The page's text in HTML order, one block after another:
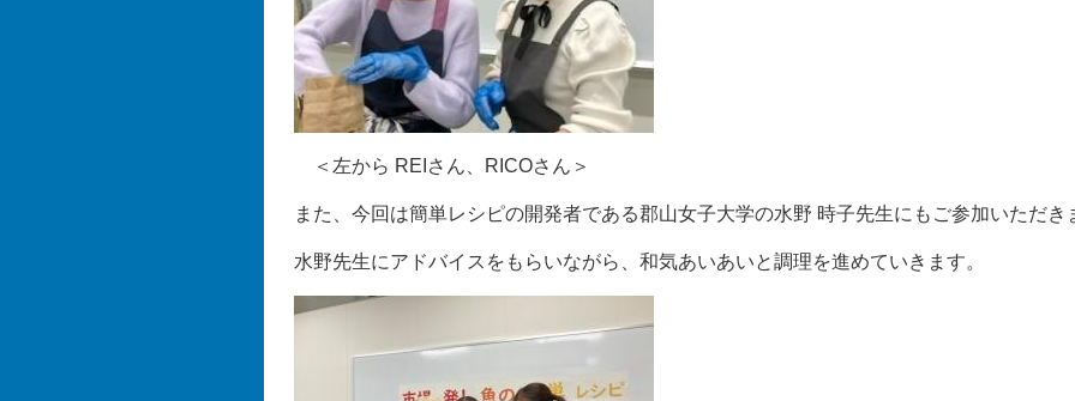
＜左から REIさん、RICOさん＞
また、今回は簡単レシピの開発者である郡山女子大学の水野 時子先生にもご参加いただき
水野先生にアドバイスをもらいながら、和気あいあいと調理を進めていきます。